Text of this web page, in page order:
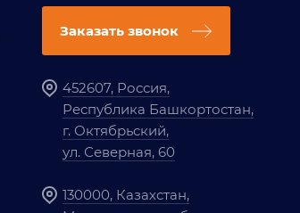
Заказать звонок
452607, Россия,
Республика Башкортостан,
г. Октябрьский,
ул. Северная, 60
130000, Казахстан,